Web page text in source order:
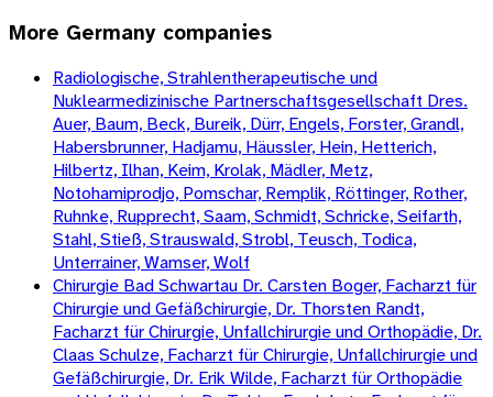
More Germany companies
Radiologische, Strahlentherapeutische und
Nuklearmedizinische Partnerschaftsgesellschaft Dres.
Auer, Baum, Beck, Bureik, Dürr, Engels, Forster, Grandl,
Habersbrunner, Hadjamu, Häussler, Hein, Hetterich,
Hilbertz, Ilhan, Keim, Krolak, Mädler, Metz,
Notohamiprodjo, Pomschar, Remplik, Röttinger, Rother,
Ruhnke, Rupprecht, Saam, Schmidt, Schricke, Seifarth,
Stahl, Stieß, Strauswald, Strobl, Teusch, Todica,
Unterrainer, Wamser, Wolf
Chirurgie Bad Schwartau Dr. Carsten Boger, Facharzt für
Chirurgie und Gefäßchirurgie, Dr. Thorsten Randt,
Facharzt für Chirurgie, Unfallchirurgie und Orthopädie, Dr.
Claas Schulze, Facharzt für Chirurgie, Unfallchirurgie und
Gefäßchirurgie, Dr. Erik Wilde, Facharzt für Orthopädie